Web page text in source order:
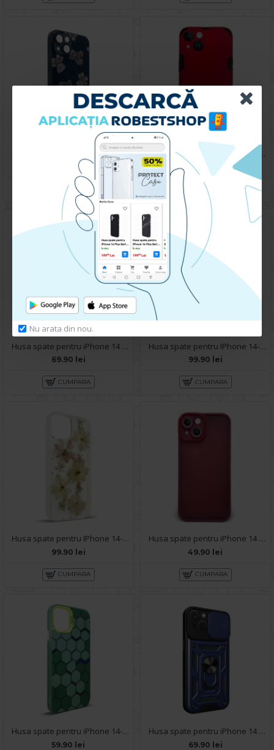
Nu arata din nou.
Husa spate pentru IPhone 14- Happy case
119.90 lei
CUMPARA
Husa spate pentru iPhone 14 - Mantis Case Rosu / Negru
59.90 lei
CUMPARA
Husa spate pentru iPhone 14 - Slide Case Negru
69.90 lei
CUMPARA
Husa spate pentru IPhone 14- Natural case
99.90 lei
CUMPARA
Husa spate pentru IPhone 14- Natural case
99.90 lei
CUMPARA
Husa spate pentru iPhone 14 - Catwalk Case Visiniu
49.90 lei
CUMPARA
Husa spate pentru iPhone 14- Bozo case Verde
59.90 lei
Husa spate pentru iPhone 14 - Slide Case Albastru Inchis
69.90 lei